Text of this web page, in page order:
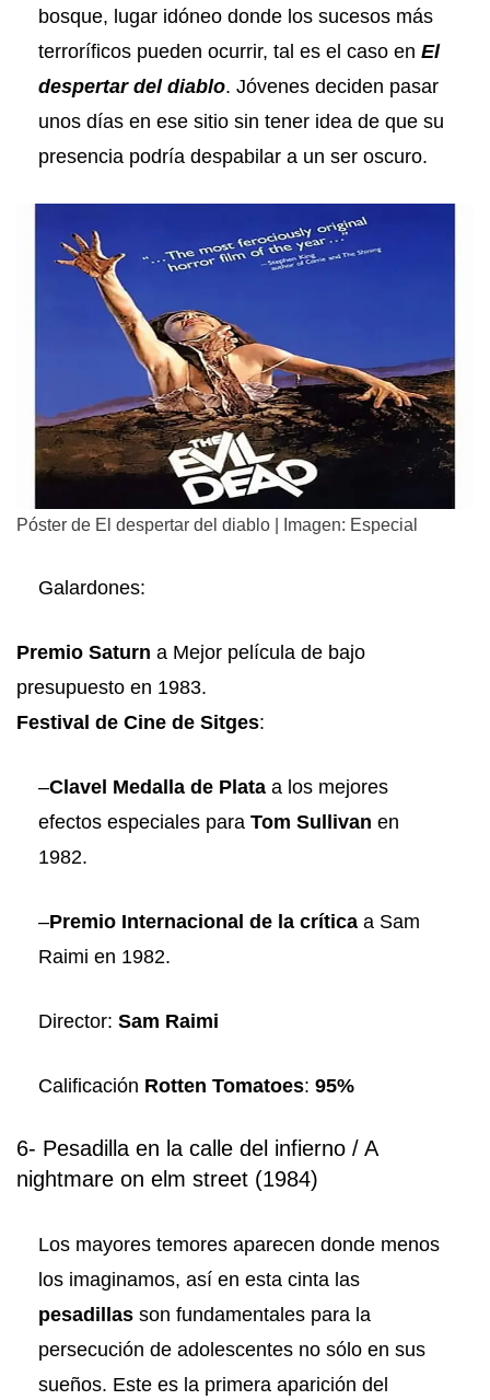
bosque, lugar idóneo donde los sucesos más
terroríficos pueden ocurrir, tal es el caso en El
despertar del diablo. Jóvenes deciden pasar
unos días en ese sitio sin tener idea de que su
presencia podría despabilar a un ser oscuro.
Póster de El despertar del diablo | Imagen: Especial
Galardones:
Premio Saturn a Mejor película de bajo
presupuesto en 1983.
Festival de Cine de Sitges:
–Clavel Medalla de Plata a los mejores
efectos especiales para Tom Sullivan en
1982.
–Premio Internacional de la crítica a Sam
Raimi en 1982.
Director: Sam Raimi
Calificación Rotten Tomatoes: 95%
6- Pesadilla en la calle del infierno / A
nightmare on elm street (1984)
Los mayores temores aparecen donde menos
los imaginamos, así en esta cinta las
pesadillas son fundamentales para la
persecución de adolescentes no sólo en sus
sueños. Este es la primera aparición del